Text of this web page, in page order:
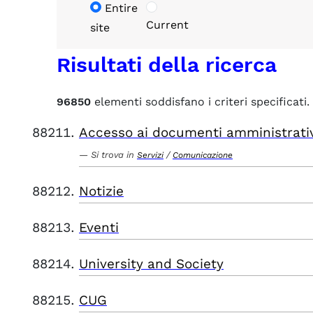
Entire
site
Current
Risultati della ricerca
96850 elementi soddisfano i criteri specificati.
Accesso ai documenti
Si trova in Servizi / Comunicazione
Notizie
Eventi
University and Society
CUG